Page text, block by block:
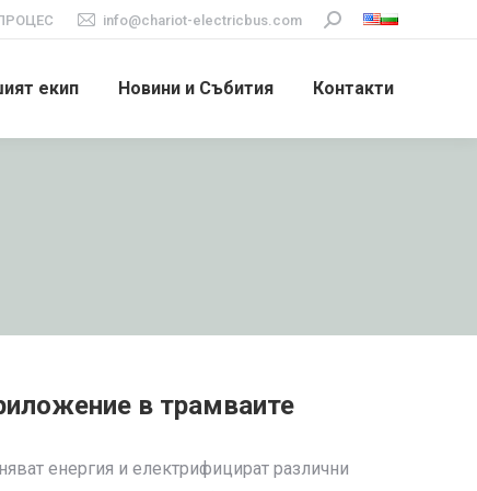
info@chariot-electricbus.com Search:
екип Новини и Събития Контакти
в трамваите
енергия и електрифицират различни